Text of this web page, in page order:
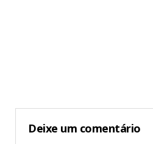
Deixe um comentário